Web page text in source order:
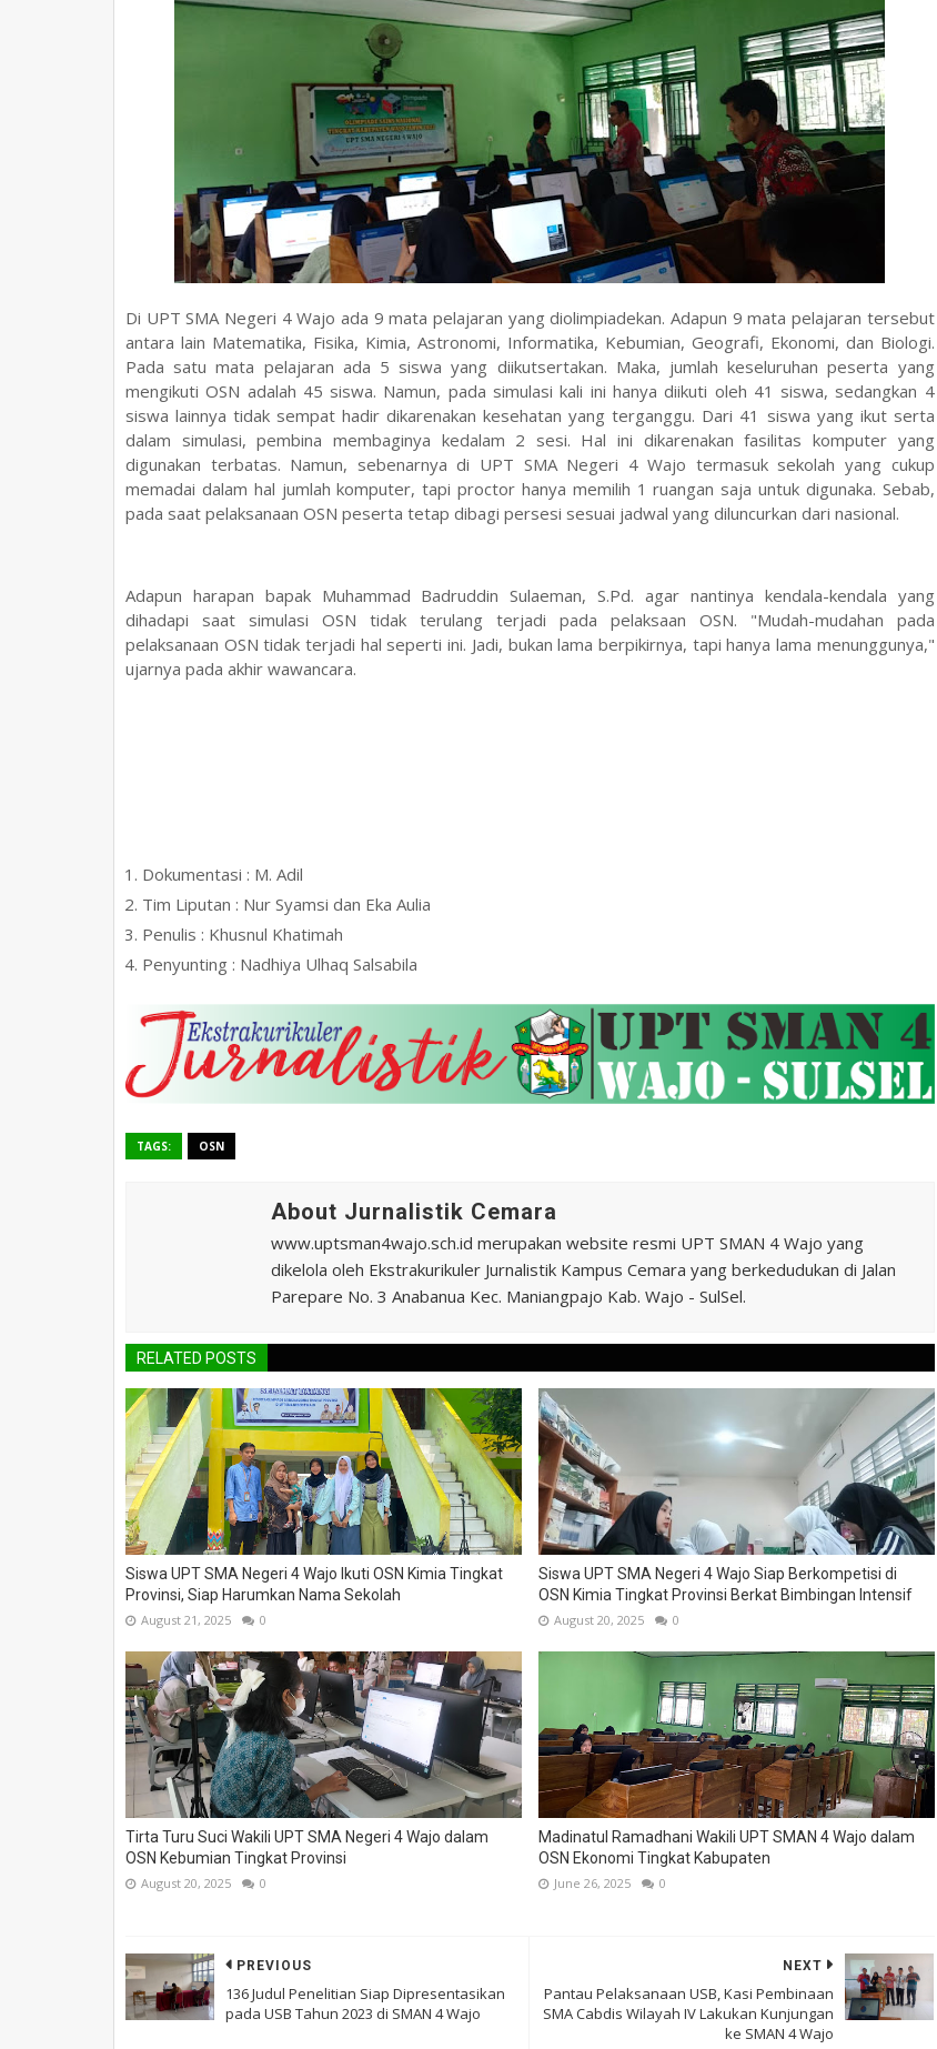
Di UPT SMA Negeri 4 Wajo ada 9 mata pelajaran yang diolimpiadekan. Adapun 9 mata pelajaran tersebut
antara lain Matematika, Fisika, Kimia, Astronomi, Informatika, Kebumian, Geografi, Ekonomi, dan Biologi.
Pada satu mata pelajaran ada 5 siswa yang diikutsertakan. Maka, jumlah keseluruhan peserta yang
mengikuti OSN adalah 45 siswa. Namun, pada simulasi kali ini hanya diikuti oleh 41 siswa, sedangkan 4
siswa lainnya tidak sempat hadir dikarenakan kesehatan yang terganggu. Dari 41 siswa yang ikut serta
dalam simulasi, pembina membaginya kedalam 2 sesi. Hal ini dikarenakan fasilitas komputer yang
digunakan terbatas. Namun, sebenarnya di UPT SMA Negeri 4 Wajo termasuk sekolah yang cukup
memadai dalam hal jumlah komputer, tapi proctor hanya memilih 1 ruangan saja untuk digunaka. Sebab,
pada saat pelaksanaan OSN peserta tetap dibagi persesi sesuai jadwal yang diluncurkan dari nasional.
Adapun harapan bapak Muhammad Badruddin Sulaeman, S.Pd. agar nantinya kendala-kendala yang
dihadapi saat simulasi OSN tidak terulang terjadi pada pelaksaan OSN. "Mudah-mudahan pada
pelaksanaan OSN tidak terjadi hal seperti ini. Jadi, bukan lama berpikirnya, tapi hanya lama menunggunya,"
ujarnya pada akhir wawancara.
Dokumentasi : M. Adil
Tim Liputan : Nur Syamsi dan Eka Aulia
Penulis : Khusnul Khatimah
Penyunting : Nadhiya Ulhaq Salsabila
TAGS: OSN
About Jurnalistik Cemara
www.uptsman4wajo.sch.id merupakan website resmi UPT SMAN 4 Wajo yang
dikelola oleh Ekstrakurikuler Jurnalistik Kampus Cemara yang berkedudukan di Jalan
Parepare No. 3 Anabanua Kec. Maniangpajo Kab. Wajo - SulSel.
RELATED POSTS
Siswa UPT SMA Negeri 4 Wajo Ikuti OSN Kimia Tingkat
Provinsi, Siap Harumkan Nama Sekolah
August 21, 2025 0
Siswa UPT SMA Negeri 4 Wajo Siap Berkompetisi di
OSN Kimia Tingkat Provinsi Berkat Bimbingan Intensif
August 20, 2025 0
Tirta Turu Suci Wakili UPT SMA Negeri 4 Wajo dalam
OSN Kebumian Tingkat Provinsi
August 20, 2025 0
Madinatul Ramadhani Wakili UPT SMAN 4 Wajo dalam
OSN Ekonomi Tingkat Kabupaten
June 26, 2025 0
NEXT
Pantau Pelaksanaan USB, Kasi Pembinaan
SMA Cabdis Wilayah IV Lakukan Kunjungan
ke SMAN 4 Wajo
PREVIOUS
136 Judul Penelitian Siap Dipresentasikan
pada USB Tahun 2023 di SMAN 4 Wajo